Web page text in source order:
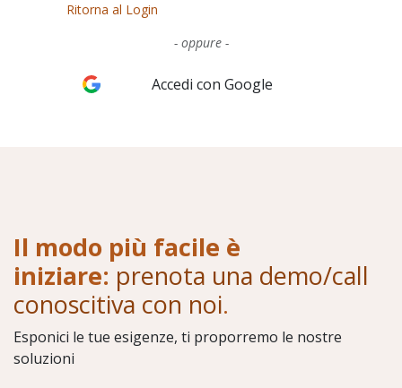
Ritorna al Login
- oppure -
Accedi con Google
Il modo più facile è
iniziare: prenota una demo/call
conoscitiva con noi.
Esponici le tue esigenze, ti proporremo le nostre
soluzioni